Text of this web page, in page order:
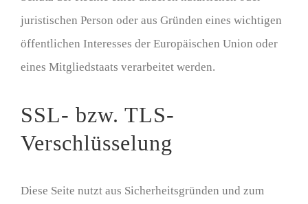
juristischen Person oder aus Gründen eines wichtigen
öffentlichen Interesses der Europäischen Union oder
eines Mitgliedstaats verarbeitet werden.
SSL- bzw. TLS-
Verschlüsselung
Diese Seite nutzt aus Sicherheitsgründen und zum